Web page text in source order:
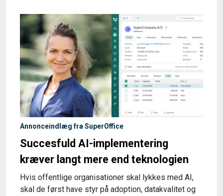
Annonceindlæg fra SuperOffice
Succesfuld AI-implementering
kræver langt mere end teknologien
Hvis offentlige organisationer skal lykkes med AI,
skal de først have styr på adoption, datakvalitet og